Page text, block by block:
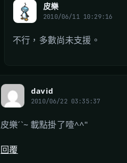
皮樂
2010/06/11 10:29:16
不行，多數尚未支援。
david
2010/06/22 03:35:37
皮樂ˊˋ~ 載點掛了噎^^"
回覆